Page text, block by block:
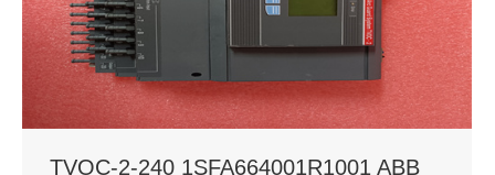
TVOC-2-240 1SFA664001R1001 ABB